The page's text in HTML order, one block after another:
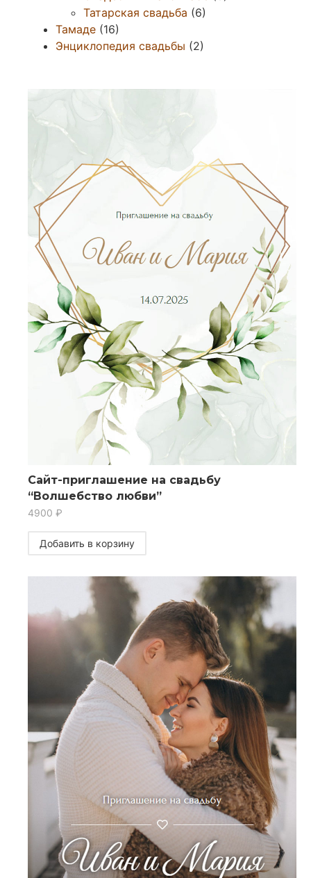
Татарская свадьба (6)
Тамаде (16)
Энциклопедия свадьбы (2)
Сайт-приглашение на свадьбу
“Волшебство любви”
4900 ₽
Добавить в корзину